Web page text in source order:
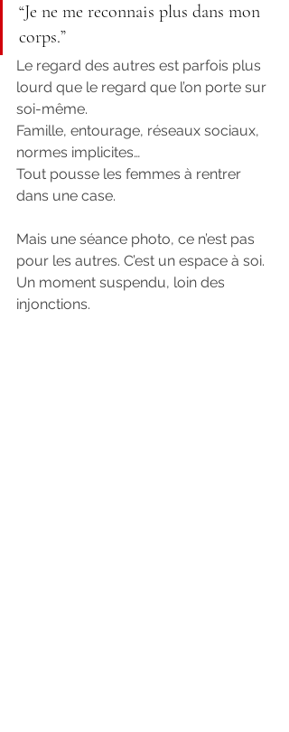
“Je ne me reconnais plus dans mon
corps.”
Le regard des autres est parfois plus
lourd que le regard que l’on porte sur
soi-même.
Famille, entourage, réseaux sociaux,
normes implicites…
Tout pousse les femmes à rentrer
dans une case.
Mais une séance photo, ce n’est pas
pour les autres. C’est un espace à soi.
Un moment suspendu, loin des
injonctions.